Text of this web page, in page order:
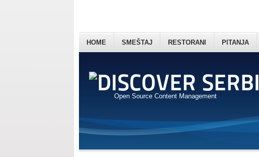
Open Source Content Management
HOME SMEŠTAJ RESTORANI PITANJA